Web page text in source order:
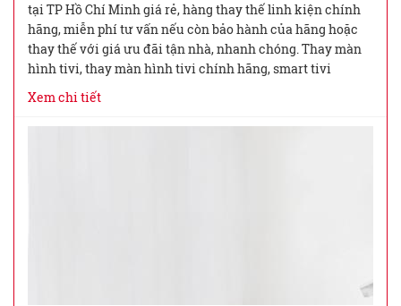
tại TP Hồ Chí Minh giá rẻ, hàng thay thế linh kiện chính
hãng, miễn phí tư vấn nếu còn bảo hành của hãng hoặc
thay thế với giá ưu đãi tận nhà, nhanh chóng. Thay màn
hình tivi, thay màn hình tivi chính hãng, smart tivi
Xem chi tiết